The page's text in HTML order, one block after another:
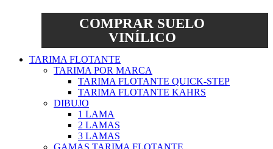
COMPRAR SUELO
VINÍLICO
TARIMA FLOTANTE
TARIMA POR MARCA
TARIMA FLOTANTE QUICK-STEP
TARIMA FLOTANTE KAHRS
DIBUJO
1 LAMA
2 LAMAS
3 LAMAS
GAMAS TARIMA FLOTANTE